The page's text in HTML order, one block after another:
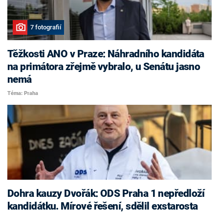
7 fotografií
Těžkosti ANO v Praze: Náhradního kandidáta
na primátora zřejmě vybralo, u Senátu jasno
nemá
Téma: Praha
Dohra kauzy Dvořák: ODS Praha 1 nepředloží
kandidátku. Mírové řešení, sdělil exstarosta